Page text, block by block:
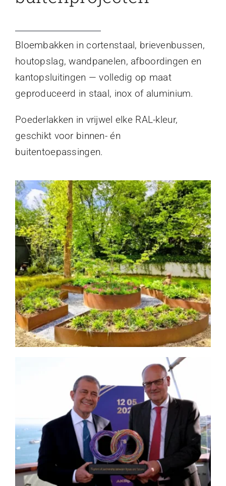
Bloembakken in cortenstaal, brievenbussen,
houtopslag, wandpanelen, afboordingen en
kantopsluitingen — volledig op maat
geproduceerd in staal, inox of aluminium.
Poederlakken in vrijwel elke RAL-kleur,
geschikt voor binnen- én
buitentoepassingen.